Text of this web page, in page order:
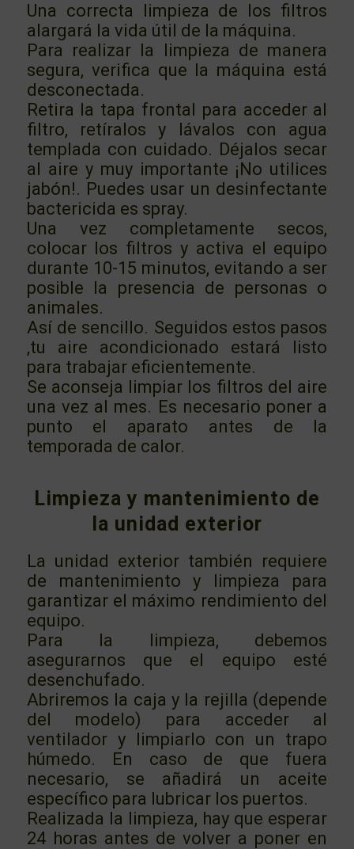
Una correcta limpieza de los filtros
alargará la vida útil de la máquina.
Para realizar la limpieza de manera
segura, verifica que la máquina está
desconectada.
Retira la tapa frontal para acceder al
filtro, retíralos y lávalos con agua
templada con cuidado. Déjalos secar
al aire y muy importante ¡No utilices
jabón!. Puedes usar un desinfectante
bactericida es spray.
Una vez completamente secos,
colocar los filtros y activa el equipo
durante 10-15 minutos, evitando a ser
posible la presencia de personas o
animales.
Así de sencillo. Seguidos estos pasos
,tu aire acondicionado estará listo
para trabajar eficientemente.
Se aconseja limpiar los filtros del aire
una vez al mes. Es necesario poner a
punto el aparato antes de la
temporada de calor.
Limpieza y mantenimiento de
la unidad exterior
La unidad exterior también requiere
de mantenimiento y limpieza para
garantizar el máximo rendimiento del
equipo.
Para la limpieza, debemos
asegurarnos que el equipo esté
desenchufado.
Abriremos la caja y la rejilla (depende
del modelo) para acceder al
ventilador y limpiarlo con un trapo
húmedo. En caso de que fuera
necesario, se añadirá un aceite
específico para lubricar los puertos.
Realizada la limpieza, hay que esperar
24 horas antes de volver a poner en